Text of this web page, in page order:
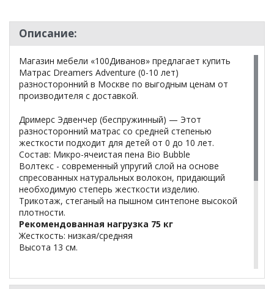
Описание:
Магазин мебели «100Диванов» предлагает купить
Матрас Dreamers Adventure (0-10 лет)
разносторонний в Москве по выгодным ценам от
производителя с доставкой.
Дримерс Эдвенчер (беспружинный) — Этот
разносторонний матрас со средней степенью
жесткости подходит для детей от 0 до 10 лет.
Состав: Микро-ячеистая пена Bio Bubble
Волтекс - современный упругий слой на основе
спресованных натуральных волокон, придающий
необходимую степерь жесткости изделию.
Трикотаж, стеганый на пышном синтепоне высокой
плотности.
Рекомендованная нагрузка 75 кг
Жесткость: низкая/средняя
Высота 13 см.